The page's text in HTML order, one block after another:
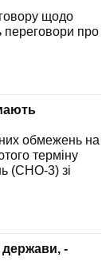
щодо
переговори про
обмежень на
терміну
(СНО-3) зі
держави, -